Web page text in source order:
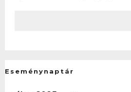
Eseménynaptár